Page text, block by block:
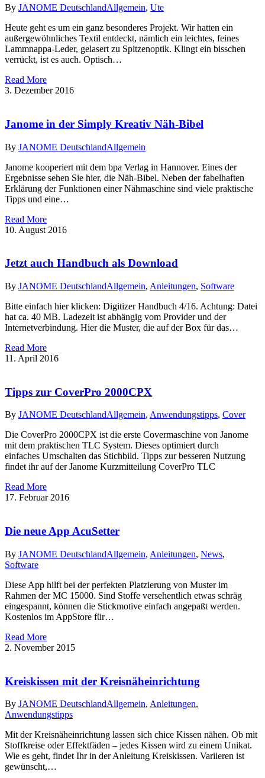
By JANOME DeutschlandAllgemein, Ute
Heute geht es um ein ganz besonderes Projekt. Wir hatten ein
außergewöhnliches Textil entdeckt, nämlich ein leichtes, feines
Lammnappa-Leder, gelasert zu Spitzenoptik. Klingt ein bisschen
verrückt, ist es auch. Optisch…
Read More
3. Dezember 2016
Janome in der Simply Kreativ Näh-Bibel
By JANOME DeutschlandAllgemein
Janome kooperiert mit dem bpa Verlag in Hannover. Eines der
Ergebnisse sehen Sie hier, die Näh-Bibel. Neben der fabelhaften
Erklärung der Funktionen einer Nähmaschine sind viele praktische
Tipps und eine…
Read More
10. August 2016
Jetzt auch Handbuch als Download
By JANOME DeutschlandAllgemein, Anleitungen, Software
Bitte einfach hier klicken: Digitizer Handbuch 4/16. Achtung: Datei
hat ca. 40 MB. Ladezeit ist abhängig vom Provider und der
Internetverbindung. Hier die Muster, die auf der Box für das…
Read More
11. April 2016
Tipps zur CoverPro 2000CPX
By JANOME DeutschlandAllgemein, Anwendungstipps, Cover
Die CoverPro 2000CPX ist die erste Covermaschine von Janome
mit dem praktischen TLC System. Dieses optimiert durch
einfaches Umschalten das Stichbild. Tipps zur besseren Nutzung
findet ihr auf der Janome Kurzmitteilung CoverPro TLC
Read More
17. Februar 2016
Die neue App AcuSetter
By JANOME DeutschlandAllgemein, Anleitungen, News,
Software
Diese App hilft bei der perfekten Platzierung von Muster im
Rahmen der MC 15000. Sind Stoffe versehentlich etwas schräg
eingespannt, können die Stickmotive einfach angepaßt werden.
Kostenlos im AppStore für…
Read More
2. November 2015
Kreiskissen mit der Kreisnäheinrichtung
By JANOME DeutschlandAllgemein, Anleitungen,
Anwendungstipps
Mit der Kreisnäheinrichtung lassen sich chice Kissen nähen. Ob mit
Stoffkreise oder Effektfäden – jedes Kissen wird zu einem Unikat.
Wie es geht, findet Ihr in der Anleitung Kreiskissen. Variieren ist
gewünscht,…